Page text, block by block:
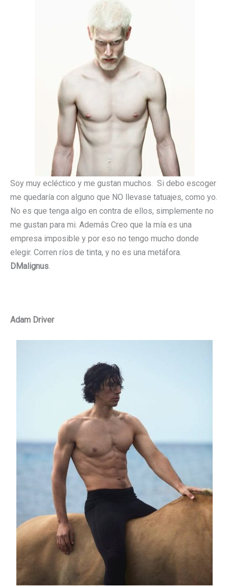
Soy muy ecléctico y me gustan muchos. Si debo escoger
me quedaría con alguno que NO llevase tatuajes, como yo.
No es que tenga algo en contra de ellos, simplemente no
me gustan para mi. Además Creo que la mía es una
empresa imposible y por eso no tengo mucho donde
elegir. Corren ríos de tinta, y no es una metáfora.
DMalignus.
Adam Driver